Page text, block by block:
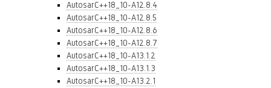
AutosarC++18_10-A12.8.4
AutosarC++18_10-A12.8.5
AutosarC++18_10-A12.8.6
AutosarC++18_10-A12.8.7
AutosarC++18_10-A13.1.2
AutosarC++18_10-A13.1.3
AutosarC++18_10-A13.2.1